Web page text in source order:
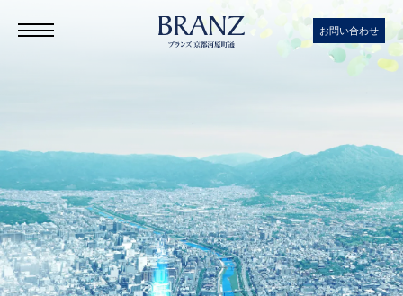
≪公式≫ブ
お問い合わせ